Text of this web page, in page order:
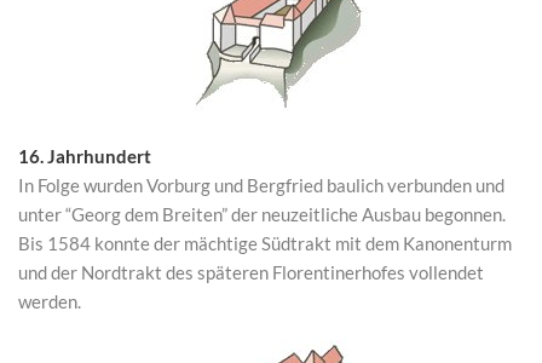
16. Jahrhundert
In Folge wurden Vorburg und Bergfried baulich verbunden und
unter “Georg dem Breiten” der neuzeitliche Ausbau begonnen.
Bis 1584 konnte der mächtige Südtrakt mit dem Kanonenturm
und der Nordtrakt des späteren Florentinerhofes vollendet
werden.